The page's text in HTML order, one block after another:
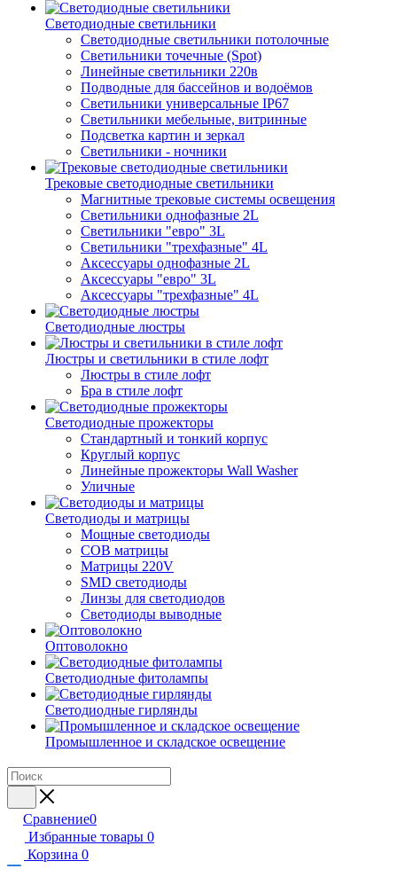
Светодиодные светильники
Светодиодные светильники потолочные
Светильники точечные (Spot)
Линейные светильники 220в
Подводные для бассейнов и водоёмов
Светильники универсальные IP67
Светильники мебельные, витринные
Подсветка картин и зеркал
Светильники - ночники
Трековые светодиодные светильники
Магнитные трековые системы освещения
Светильники однофазные 2L
Светильники "евро" 3L
Светильники "трехфазные" 4L
Аксессуары однофазные 2L
Аксессуары "евро" 3L
Аксессуары "трехфазные" 4L
Светодиодные люстры
Люстры и светильники в стиле лофт
Люстры в стиле лофт
Бра в стиле лофт
Светодиодные прожекторы
Стандартный и тонкий корпус
Круглый корпус
Линейные прожекторы Wall Washer
Уличные
Светодиоды и матрицы
Мощные светодиоды
COB матрицы
Матрицы 220V
SMD светодиоды
Линзы для светодиодов
Светодиоды выводные
Оптоволокно
Светодиодные фитолампы
Светодиодные гирлянды
Промышленное и складское освещение
Сравнение0
Избранные товары 0
Корзина 0